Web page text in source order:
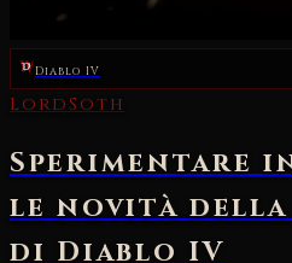
Diablo IV